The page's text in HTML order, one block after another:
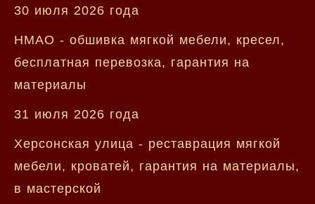
30 июля 2026 года
НМАО - обшивка мягкой мебели, кресел,
бесплатная перевозка, гарантия на
материалы
31 июля 2026 года
Херсонская улица - реставрация мягкой
мебели, кроватей, гарантия на материалы,
в мастерской